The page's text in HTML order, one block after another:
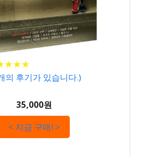
★★★
★★★
의 후기가 있습니다.)
35,000원
< 지금 구매! >